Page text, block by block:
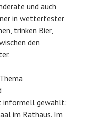
und auch
in wetterfester
trinken Bier,
den
informell gewählt:
im Rathaus. Im